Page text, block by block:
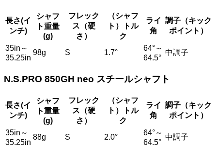
長さ(イ
ンチ)
シャフ
ト重量
(g)
フレック
ス（硬
さ）
（シャフ
ト）トル
ク
ライ
角
調子（キック
ポイント）
35in～
35.25in
98g S 1.7°
64°～
64.5°
中調子
N.S.PRO 850GH neo スチールシャフト
長さ(イ
ンチ)
シャフ
ト重量
(g)
フレック
ス（硬
さ）
（シャフ
ト）トル
ク
ライ
角
調子（キック
ポイント）
35in～
35.25in
88g S 2.0°
64°～
64.5°
中調子